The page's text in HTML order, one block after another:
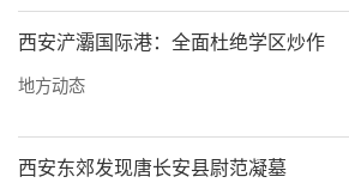
西安浐灞国际港：全面杜绝学区炒作
地方动态
西安东郊发现唐长安县尉范凝墓